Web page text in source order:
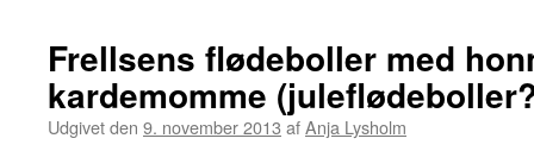
Frellsens flødeboller med
kardemomme
Udgivet den 9. november 2013 afAnja Lysholm